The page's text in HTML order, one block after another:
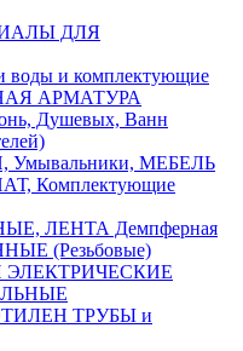
ДЛЯ
и комплектующие
АРМАТУРА
Душевых, Ванн
МЕБЕЛЬ
Комплектующие
ЛЕНТА Демпферная
(Резьбовые)
ТРУБЫ и